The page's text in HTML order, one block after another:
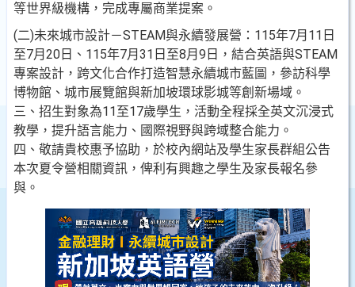
等世界級機構，完成專屬商業提案。
(二)未來城市設計－STEAM與永續發展營：115年7月11日
至7月20日、115年7月31日至8月9日，結合英語與STEAM
專案設計，跨文化合作打造智慧永續城市藍圖，參訪科學
博物館、城市展覽館與新加坡環球影城等創新場域。
三、招生對象為11至17歲學生，活動全程採全英文沉浸式
教學，提升語言能力、國際視野與跨域整合能力。
四、敬請貴校惠予協助，於校內網站及學生家長群組公告
本次夏令營相關資訊，俾利有興趣之學生及家長報名參
與。